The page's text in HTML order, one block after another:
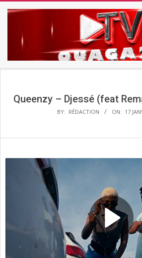
Skip
TV
OUAGA24
MenuQueenzy – Djessé (feat
BY: RÉDACTION ON: 17